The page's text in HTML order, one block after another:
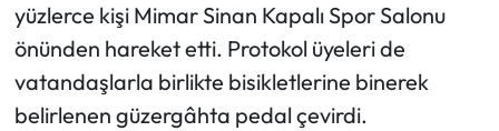
yüzlerce kişi Mimar Sinan Kapalı Spor Salonu
önünden hareket etti. Protokol üyeleri de
vatandaşlarla birlikte bisikletlerine binerek
belirlenen güzergâhta pedal çevirdi.